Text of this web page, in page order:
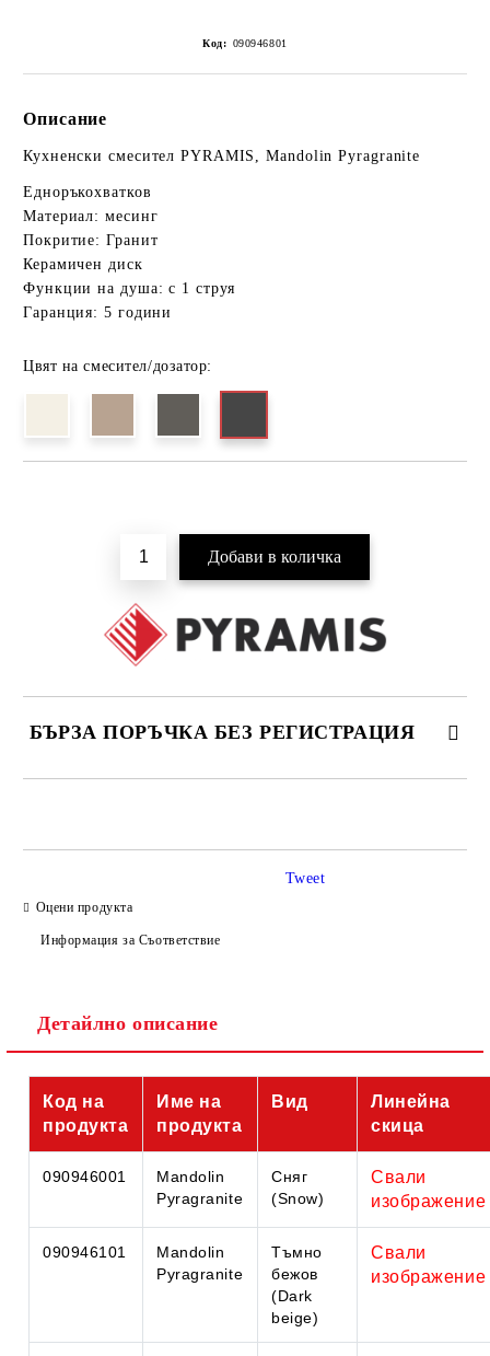
Код: 090946801
Описание
Кухненски смесител PYRAMIS, Mandolin Pyragranite
Едноръкохватков
Материал: месинг
Покритие: Гранит
Керамичен диск
Функции на душа: с 1 струя
Гаранция: 5 години
Цвят на смесител/дозатор:
БЪРЗА ПОРЪЧКА БЕЗ РЕГИСТРАЦИЯ
Ние ще се свържем с вас в рамките на работния ден.
Оцени продукта
Информация за Съответствие
Tweet
Детайлно описание
Код на
продукта
Име на
продукта
Вид
Линейна
скица
090946001
Mandolin
Pyragranite
Сняг
(Snow)
Свали
изображение
090946101
Mandolin
Pyragranite
Тъмно
бежов
(Dark
beige)
Свали
изображение